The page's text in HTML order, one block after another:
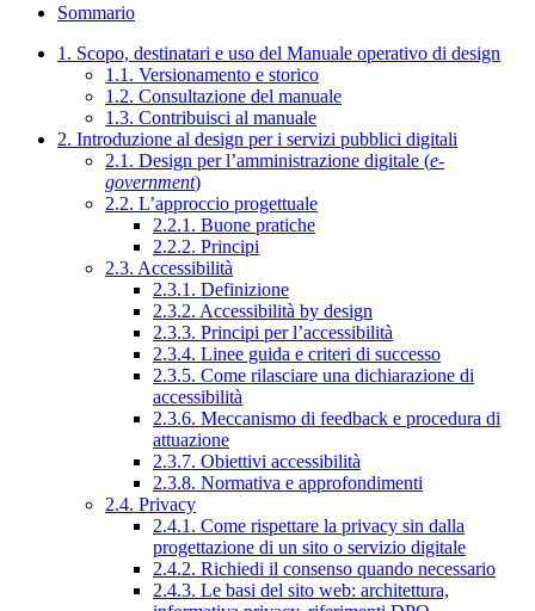
Sommario
1. Scopo, destinatari e uso del Manuale operativo di design
1.1. Versionamento e storico
1.2. Consultazione del manuale
1.3. Contribuisci al manuale
2. Introduzione al design per i servizi pubblici digitali
2.1. Design per l’amministrazione digitale (e-
government)
2.2. L’approccio progettuale
2.2.1. Buone pratiche
2.2.2. Principi
2.3. Accessibilità
2.3.1. Definizione
2.3.2. Accessibilità by design
2.3.3. Principi per l’accessibilità
2.3.4. Linee guida e criteri di successo
2.3.5. Come rilasciare una dichiarazione di
accessibilità
2.3.6. Meccanismo di feedback e procedura di
attuazione
2.3.7. Obiettivi accessibilità
2.3.8. Normativa e approfondimenti
2.4. Privacy
2.4.1. Come rispettare la privacy sin dalla
progettazione di un sito o servizio digitale
2.4.2. Richiedi il consenso quando necessario
2.4.3. Le basi del sito web: architettura,